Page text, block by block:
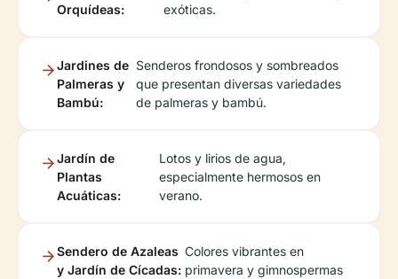
Orquídeas:
exóticas.
Jardines de
Palmeras y
Bambú:
Senderos frondosos y sombreados
que presentan diversas variedades
de palmeras y bambú.
Jardín de
Plantas
Acuáticas:
Lotos y lirios de agua,
especialmente hermosos en
verano.
Sendero de Azaleas
y Jardín de Cícadas:
Colores vibrantes en
primavera y gimnospermas